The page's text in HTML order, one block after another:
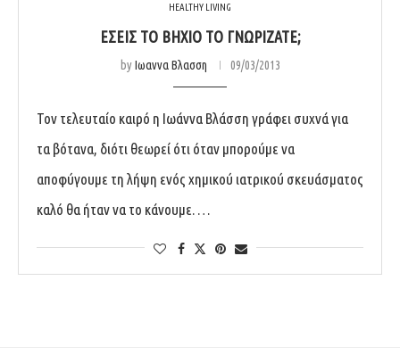
HEALTHY LIVING
ΕΣΕΊΣ ΤΟ ΒΉΧΙΟ ΤΟ ΓΝΩΡΊΖΑΤΕ;
byΙωαννα Βλασση 09/03/2013
Τον τελευταίο καιρό η Ιωάννα Βλάσση γράφει συχνά για
τα βότανα, διότι θεωρεί ότι όταν μπορούμε να
αποφύγουμε τη λήψη ενός χημικού ιατρικού σκευάσματος
καλό θα ήταν να το κάνουμε. …